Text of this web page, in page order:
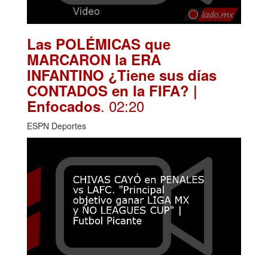
Las POLÉMICAS que
MARCARON la ERA
INFANTINO ¿Tiene sus días
CONTADOS en la FIFA? |
Enfocados. 02:20
ESPN Deportes